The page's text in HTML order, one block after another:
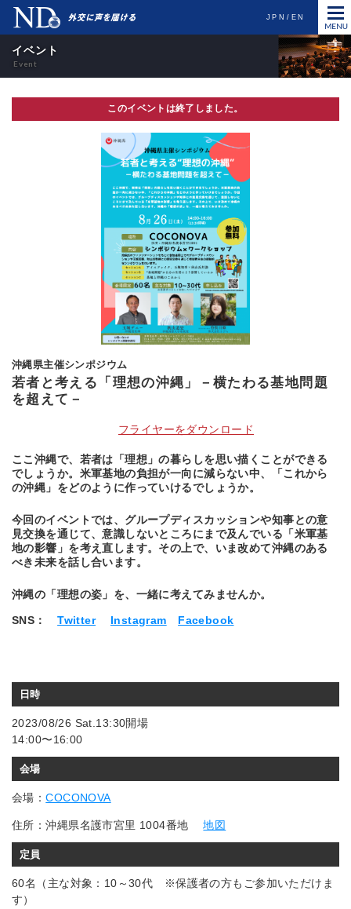
JPN EN
イベント
このイベントは終了しました。
沖縄県主催シンポジウム
若者と考える「理想の沖縄」－横たわる基地問題
を超えて－
フライヤーをダウンロード
ここ沖縄で、若者は「理想」の暮らしを思い描くことができる
でしょうか。米軍基地の負担が一向に減らない中、「これから
の沖縄」をどのように作っていけるでしょうか。
今回のイベントでは、グループディスカッションや知事との意
見交換を通じて、意識しないところにまで及んでいる「米軍基
地の影響」を考え直します。その上で、いま改めて沖縄のある
べき未来を話し合います。
沖縄の「理想の姿」を、一緒に考えてみませんか。
SNS：Twitter Instagram Facebook
日時
2023/08/26 Sat.13:30開場
14:00〜16:00
会場
会場：COCONOVA
住所：沖縄県名護市宮里 1004番地地図
定員
60名（主な対象：10～30代 ※保護者の方もご参加いただけま
す）